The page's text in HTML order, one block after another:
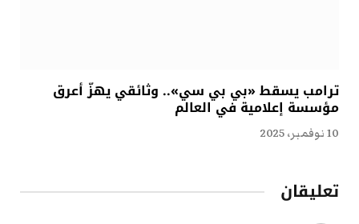
ترامب يسقط «بي بي سي».. وثائقي يهزّ أعرق
مؤسسة إعلامية في العالم
10 نوفمبر، 2025
تعليقان